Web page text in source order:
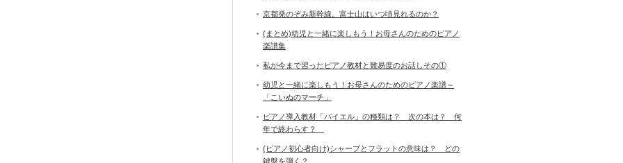
京都発のぞみ新幹線。富士山はいつ頃見れるのか？
(まとめ)幼児と一緒に楽しもう！お母さんのためのピアノ
楽譜集
私が今まで習ったピアノ教材と難易度のお話しその①
幼児と一緒に楽しもう！お母さんのためのピアノ楽譜～
「こいぬのマーチ」
ピアノ導入教材「バイエル」の種類は？ 次の本は？ 何
年で終わらす？
(ピアノ初心者向け)シャープとフラットの意味は？ どの
鍵盤を弾く？